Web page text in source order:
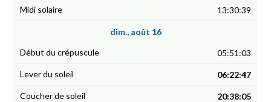
13:30:39
dim., août 16
05:51:03
06:22:47
20:38:05